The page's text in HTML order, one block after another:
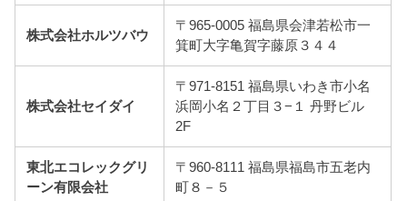
株式会社ホルツバウ
〒965-0005 福島県会津若松市一
箕町大字亀賀字藤原３４４
株式会社セイダイ
〒971-8151 福島県いわき市小名
浜岡小名２丁目３−１ 丹野ビル
2F
東北エコレックグリ
ーン有限会社
〒960-8111 福島県福島市五老内
町８－５